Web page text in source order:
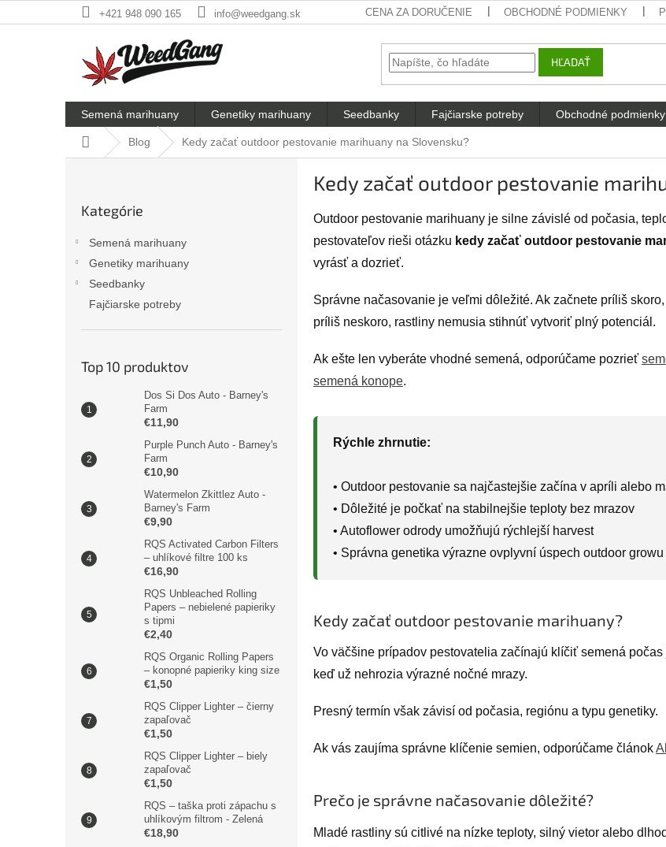
na
+421 948 090 165 info@weedgang.sk CENA ZA DORUČENIE OBCHODNÉ PODMIENKY
HĽADAŤ
Semená marihuany Genetiky marihuany Seedbanky Fajčiarske potreby Obchodné podmienky
DomovBlog Kedy začať outdoor pestovanie marihuany na Slovensku?
kategórie
Kategórie
Semená marihuany
Genetiky marihuany
Seedbanky
Fajčiarske potreby
Top 10 produktov
Dos Si Dos Auto - Barney's
Farm
€11,90
Purple Punch Auto - Barney's
Farm
€10,90
Watermelon Zkittlez Auto -
Barney's Farm
€9,90
RQS Activated Carbon Filters
– uhlíkové filtre 100 ks
€16,90
RQS Unbleached Rolling
Papers – nebielené papieriky
s tipmi
€2,40
RQS Organic Rolling Papers
– konopné papieriky king size
€1,50
RQS Clipper Lighter – čierny
zapaľovač
€1,50
RQS Clipper Lighter – biely
zapaľovač
€1,50
RQS – taška proti zápachu s
uhlíkovým filtrom - Zelená
€18,90
Kedy začať outdoor pestovanie
Outdoor pestovanie marihuany je silne závislé od počasia,
pestovateľov rieši otázku kedy začať outdoor pestovanie
vyrásť a dozrieť.
Správne načasovanie je veľmi dôležité. Ak začnete príliš
príliš neskoro, rastliny nemusia stihnúť vytvoriť plný potenciál.
Ak ešte len vyberáte vhodné semená, odporúčame pozrieť
semená konope.
Rýchle zhrnutie:
• Outdoor pestovanie sa najčastejšie začína v apríli alebo
• Dôležité je počkať na stabilnejšie teploty bez mrazov
• Autoflower odrody umožňujú rýchlejší harvest
• Správna genetika výrazne ovplyvní úspech outdoor growu
Kedy začať outdoor pestovanie marihuany?
Vo väčšine prípadov pestovatelia začínajú klíčiť semená
keď už nehrozia výrazné nočné mrazy.
Presný termín však závisí od počasia, regiónu a typu genetiky.
Ak vás zaujíma správne klíčenie semien, odporúčame článok
Prečo je správne načasovanie dôležité?
Mladé rastliny sú citlivé na nízke teploty, silný vietor alebo